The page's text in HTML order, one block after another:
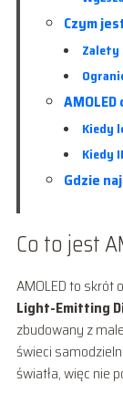
Czym
Zalety
Kiedy
Kiedy
Gdzie
Co to jest
AMOLED to skrót
Light-Emitting
zbudowany z
świeci
światła, więc nie